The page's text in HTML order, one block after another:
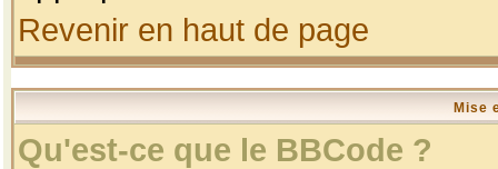
Revenir en haut de page
Mise
Qu'est-ce que le BBCode ?